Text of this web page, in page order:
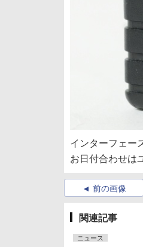
インターフェー
お日付合わせは
前の画像
関連記事
ニュース